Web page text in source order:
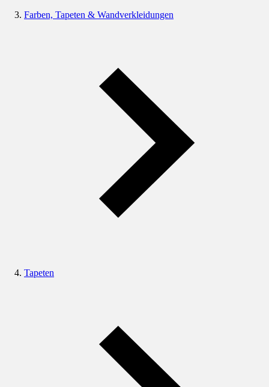
Farben, Tapeten & Wandverkleidungen
Tapeten